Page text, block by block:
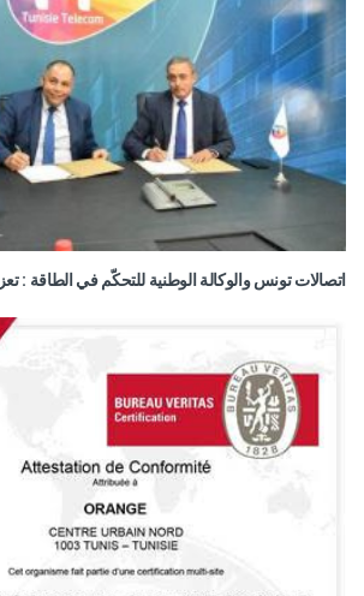
اتصالات تونس والوكالة الوطنية للتحكّم في الطاقة :